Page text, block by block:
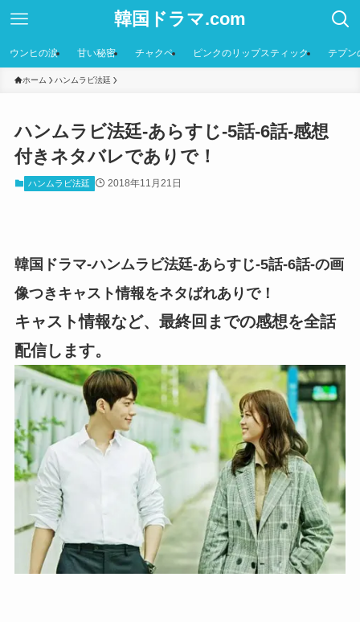
韓国ドラマ.com
ウンヒの涙 甘い秘密 チャクペ ピンクのリップスティック テプン
ホーム ハンムラビ法廷
ハンムラビ法廷-あらすじ-5話-6話-感想
付きネタバレでありで！
ハンムラビ法廷 2018年11月21日
韓国ドラマ-ハンムラビ法廷-あらすじ-5話-6話-の画
像つきキャスト情報をネタばれありで！
キャスト情報など、最終回までの感想を全話
配信します。